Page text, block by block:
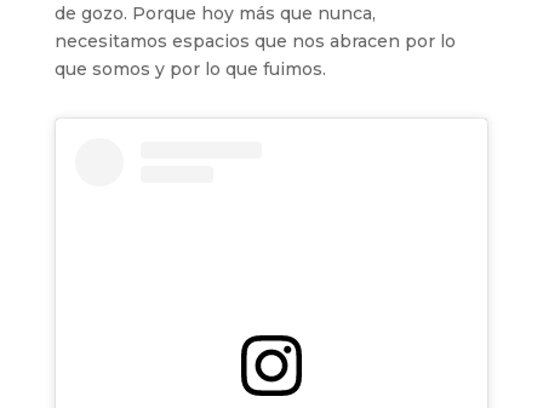
de gozo. Porque hoy más que nunca,
necesitamos espacios que nos abracen por lo
que somos y por lo que fuimos.